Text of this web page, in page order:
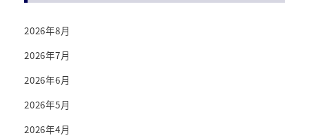
2026年8月
2026年7月
2026年6月
2026年5月
2026年4月